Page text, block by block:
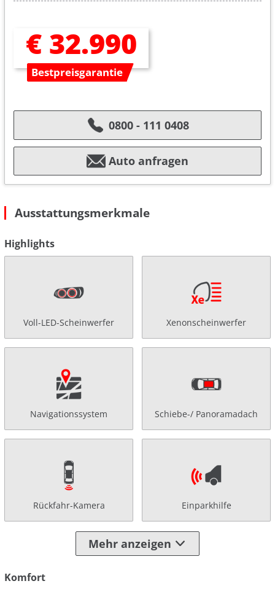
€ 32.990
Bestpreisgarantie
0800 - 111 0408
Auto anfragen
Ausstattungsmerkmale
Highlights
Voll-LED-Scheinwerfer Xenonscheinwerfer
Navigationssystem Schiebe-/ Panoramadach
Rückfahr-Kamera Einparkhilfe
Mehr anzeigen
Komfort